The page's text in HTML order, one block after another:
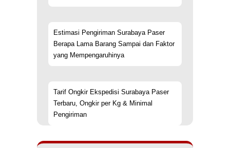
Estimasi Pengiriman Surabaya Paser
Berapa Lama Barang Sampai dan Faktor
yang Mempengaruhinya
Tarif Ongkir Ekspedisi Surabaya Paser
Terbaru, Ongkir per Kg & Minimal
Pengiriman